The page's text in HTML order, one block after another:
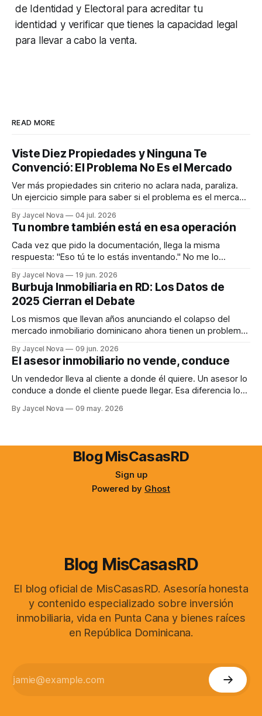
de Identidad y Electoral para acreditar tu
identidad y verificar que tienes la capacidad legal
para llevar a cabo la venta.
READ MORE
Viste Diez Propiedades y Ninguna Te
Convenció: El Problema No Es el Mercado
Ver más propiedades sin criterio no aclara nada, paraliza.
Un ejercicio simple para saber si el problema es el mercado
By Jaycel Nova 04 jul. 2026
Tu nombre también está en esa operación
Cada vez que pido la documentación, llega la misma
respuesta: "Eso tú te lo estás inventando." No me lo
By Jaycel Nova 19 jun. 2026
Burbuja Inmobiliaria en RD: Los Datos de
2025 Cierran el Debate
Los mismos que llevan años anunciando el colapso del
mercado inmobiliario dominicano ahora tienen un problema:
By Jaycel Nova 09 jun. 2026
El asesor inmobiliario no vende, conduce
Un vendedor lleva al cliente a donde él quiere. Un asesor lo
conduce a donde el cliente puede llegar. Esa diferencia lo
By Jaycel Nova 09 may. 2026
Blog MisCasasRD
Sign up
Powered by Ghost
Blog MisCasasRD
El blog oficial de MisCasasRD. Asesoría honesta
y contenido especializado sobre inversión
inmobiliaria, vida en Punta Cana y bienes raíces
en República Dominicana.